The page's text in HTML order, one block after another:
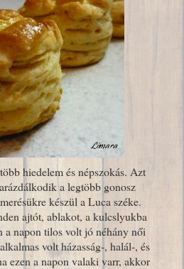
hiedelem és népszokás. Azt
a legtöbb gonosz
készül a Luca széke.
ajtót, ablakot, a kulcslyukba
a napon tilos volt jó néhány női
volt házasság-, halál-, és
ezen a napon valaki varr, akkor